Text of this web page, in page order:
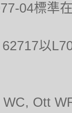
04標準
以
Ott